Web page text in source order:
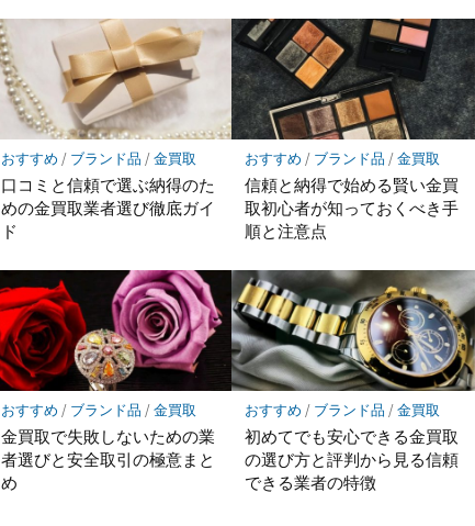
おすすめ / ブランド品 /金買取
口コミと信頼で選ぶ納得のた
めの金買取業者選び徹底ガイ
ド
おすすめ / ブランド品 /金買取
信頼と納得で始める賢い金買
取初心者が知っておくべき手
順と注意点
おすすめ / ブランド品 /金買取
金買取で失敗しないための業
者選びと安全取引の極意まと
め
おすすめ / ブランド品 /金買取
初めてでも安心できる金買取
の選び方と評判から見る信頼
できる業者の特徴